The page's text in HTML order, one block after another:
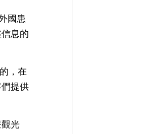
國患
息的
，在
提供
光